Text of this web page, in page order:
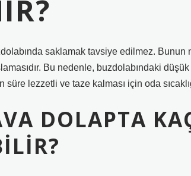
saklamak tavsiye edilmez.
Bu nedenle, buzdolabındaki
süre lezzetli ve taze kalması için oda
DOLAPTA